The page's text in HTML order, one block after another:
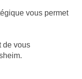
vous permet
de vous